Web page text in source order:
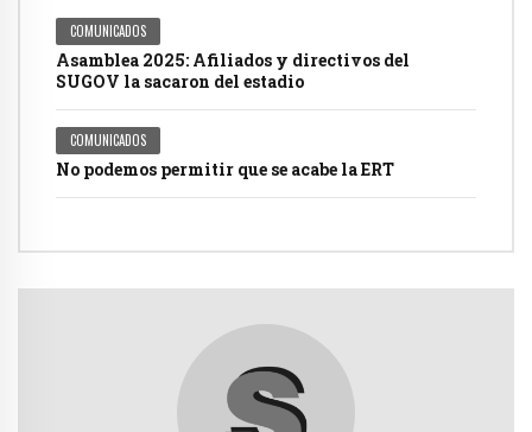
COMUNICADOS
Asamblea 2025: Afiliados y directivos del
SUGOV la sacaron del estadio
COMUNICADOS
No podemos permitir que se acabe la ERT